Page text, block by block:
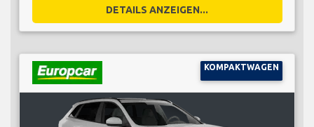
DETAILS ANZEIGEN...
KOMPAKTWAGEN